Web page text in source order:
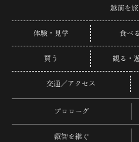
越前を
体験・見学 食べる
買う 観る・
交通／アクセス
プロローグ
叡智を継ぐ